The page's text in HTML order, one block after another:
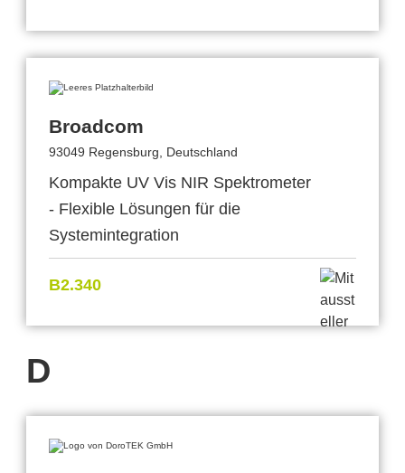
Broadcom
93049 Regensburg, Deutschland
Kompakte UV Vis NIR Spektrometer
- Flexible Lösungen für die
Systemintegration
B2.340
D